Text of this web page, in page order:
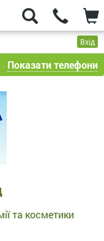
Вхід
Показати телефони
та косметики